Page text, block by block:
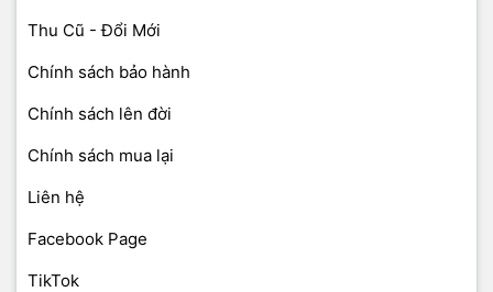
Thu Cũ - Đổi Mới
Chính sách bảo hành
Chính sách lên đời
Chính sách mua lại
Liên hệ
Facebook Page
TikTok